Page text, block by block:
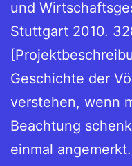
und
Stuttgart 2010.
Geschichte der
verstehen, wenn
Beachtung
einmal